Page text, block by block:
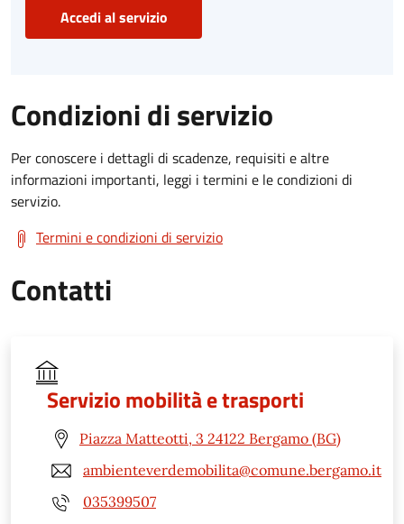
Accedi al servizio
Condizioni di servizio
Per conoscere i dettagli di scadenze, requisiti e altre
informazioni importanti, leggi i termini e le condizioni di
servizio.
Termini e condizioni di servizio
Contatti
Servizio mobilità e trasporti
Piazza Matteotti, 3 24122 Bergamo (BG)
ambienteverdemobilita@comune.bergamo.it
035399507